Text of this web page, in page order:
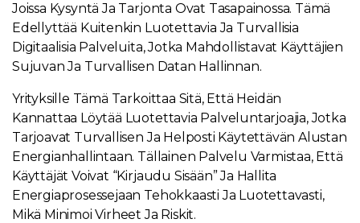
Joissa Kysyntä Ja Tarjonta Ovat Tasapainossa. Tämä
Edellyttää Kuitenkin Luotettavia Ja Turvallisia
Digitaalisia Palveluita, Jotka Mahdollistavat Käyttäjien
Sujuvan Ja Turvallisen Datan Hallinnan.
Yrityksille Tämä Tarkoittaa Sitä, Että Heidän
Kannattaa Löytää Luotettavia Palveluntarjoajia, Jotka
Tarjoavat Turvallisen Ja Helposti Käytettävän Alustan
Energianhallintaan. Tällainen Palvelu Varmistaa, Että
Käyttäjät Voivat “kirjaudu Sisään” Ja Hallita
Energiaprosessejaan Tehokkaasti Ja Luotettavasti,
Mikä Minimoi Virheet Ja Riskit.